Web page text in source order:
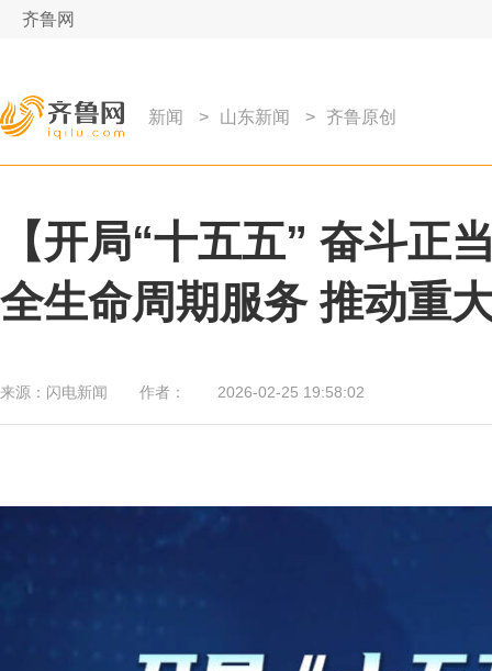
齐鲁网
新闻 > 山东新闻 > 齐鲁原创
【开局“十五五” 奋斗正
全生命周期服务 推动重
来源： 闪电新闻 作者： 2026-02-25 19:58:02